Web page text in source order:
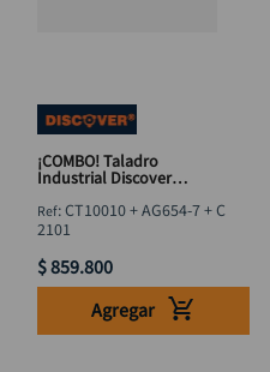
¡COMBO! Taladro
Industrial Discover
+ Juego 21 Brocas HSS
:CT10010 + AG654-7 + C
2101
$859.800
Agregar